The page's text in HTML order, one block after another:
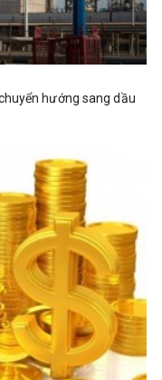
hướng sang dầu